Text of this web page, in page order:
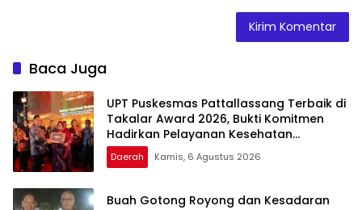
Baca Juga
UPT Puskesmas Pattallassang Terbaik di
Takalar Award 2026, Bukti Komitmen
Hadirkan Pelayanan Kesehatan
Berkualitas
Daerah Kamis, 6 Agustus 2026
Buah Gotong Royong dan Kesadaran